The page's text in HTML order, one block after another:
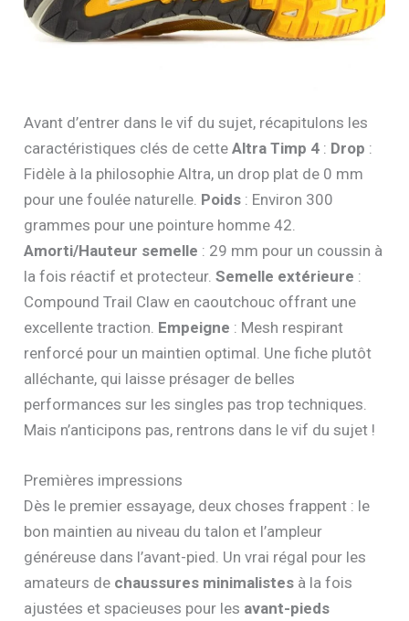
Avant d’entrer dans le vif du sujet, récapitulons les
caractéristiques clés de cetteAltra Timp 4 : Drop :
Fidèle à la philosophie Altra, un drop plat de 0 mm
pour une foulée naturelle. Poids : Environ 300
grammes pour une pointure homme 42.
Amorti/Hauteur semelle : 29 mm pour un coussin à
la fois réactif et protecteur.Semelle extérieure :
Compound Trail Claw en caoutchouc offrant une
excellente traction. Empeigne : Mesh respirant
renforcé pour un maintien optimal. Une fiche plutôt
alléchante, qui laisse présager de belles
performances sur les singles pas trop techniques.
Mais n’anticipons pas, rentrons dans le vif du sujet !
Premières impressions
Dès le premier essayage, deux choses frappent : le
bon maintien au niveau du talon et l’ampleur
généreuse dans l’avant-pied. Un vrai régal pour les
amateurs de chaussures minimalistes à la fois
ajustées et spacieuses pour les avant-pieds